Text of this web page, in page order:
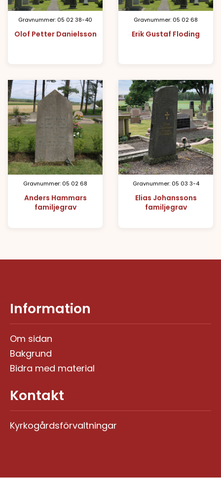
Gravnummer: 05 02 38-40
Olof Petter Danielsson
Gravnummer: 05 02 68
Erik Gustaf Floding
Gravnummer: 05 02 68
Anders Hammars
familjegrav
Gravnummer: 05 03 3-4
Elias Johanssons
familjegrav
Information
Om sidan
Bakgrund
Bidra med material
Kontakt
Kyrkogårdsförvaltningar